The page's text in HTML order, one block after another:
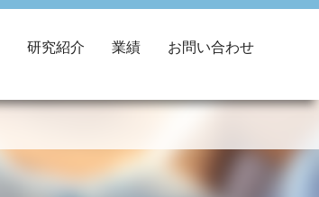
研究紹介 業績 お問い合わせ